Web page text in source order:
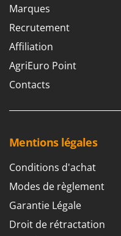
Marques
Recrutement
Affiliation
AgriEuro Point
Contacts
Mentions légales
Conditions d'achat
Modes de règlement
Garantie Légale
Droit de rétractation